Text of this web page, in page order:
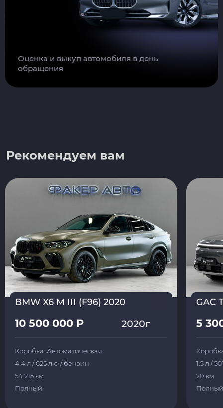
Оценка и выкуп автомобиля в день
обращения
Рекомендуем вам
BMW X6 M III (F96) 2020
10 500 000 Р 2020г
Коробка: Автоматическая
4.4 л / 625 л.с. / бензин
54 215 км
Полный
GAC
5
1.5 л /
20 км
Полный